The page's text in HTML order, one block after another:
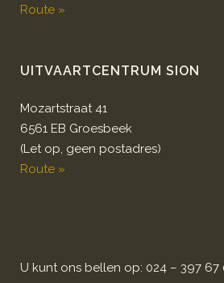
Route »
UITVAARTCENTRUM SION
Mozartstraat 41
6561 EB Groesbeek
(Let op, geen postadres)
Route »
U kunt ons bellen op: 024 – 397 67